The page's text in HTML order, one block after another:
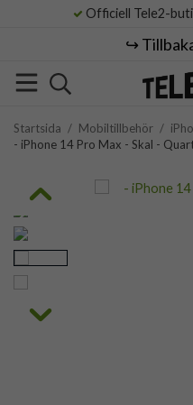
Officiell Tele2-
↪️
Startsida / Mobiltillbehör /
- iPhone 14 Pro Max - Skal -